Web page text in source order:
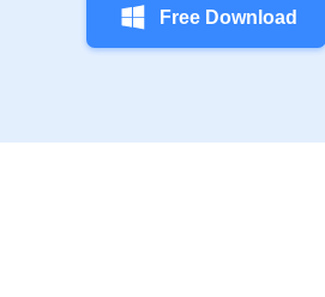
Free Download